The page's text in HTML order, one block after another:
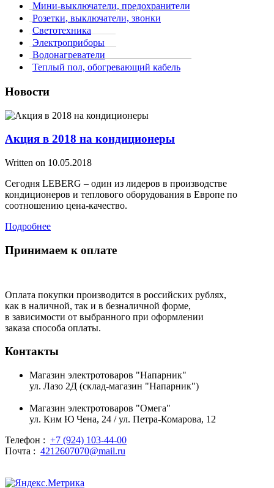
Мини-выключатели, предохранители
Розетки, выключатели, звонки
Светотехника
Электроприборы
Водонагреватели
Теплый пол, обогревающий кабель
Новости
Акция в 2018 на кондиционеры
Written on 10.05.2018
Сегодня LEBERG – один из лидеров в производстве
кондиционеров и теплового оборудования в Европе по
соотношению цена-качество.
Подробнее
Принимаем к оплате
Оплата покупки производится в российских рублях,
как в наличной, так и в безналичной форме,
в зависимости от выбранного при оформлении
заказа способа оплаты.
Контакты
Магазин электротоваров "Напарник"
ул. Лазо 2Д (склад-магазин "Напарник")
Магазин электротоваров "Омега"
ул. Ким Ю Чена, 24 / ул. Петра-Комарова, 12
Телефон : +7 (924) 103-44-00
Почта : 4212607070@mail.ru